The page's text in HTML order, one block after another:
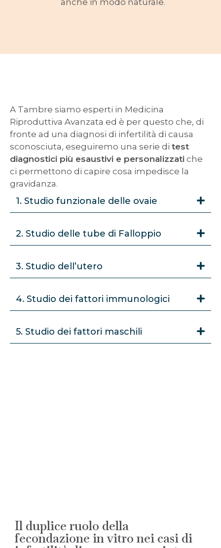
A Tambre siamo esperti in Medicina
Riproduttiva Avanzata ed è per questo che, di
fronte ad una diagnosi di infertilità di causa
sconosciuta, eseguiremo una serie di test
diagnostici più esaustivi e personalizzati che
ci permettono di capire cosa impedisce la
gravidanza.
1. Studio funzionale delle ovaie
2. Studio delle tube di Falloppio
3. Studio dell’utero
4. Studio dei fattori immunologici
5. Studio dei fattori maschili
Il duplice ruolo della
fecondazione in vitro nei casi di